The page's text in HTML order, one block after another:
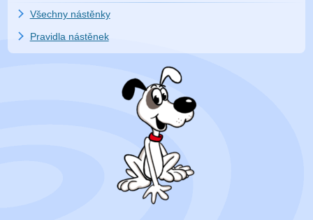
Všechny nástěnky
Pravidla nástěnek